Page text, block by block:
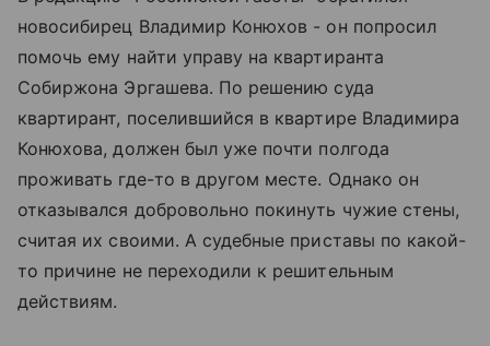
новосибирец Владимир Конюхов - он попросил
помочь ему найти управу на квартиранта
Собиржона Эргашева. По решению суда
квартирант, поселившийся в квартире Владимира
Конюхова, должен был уже почти полгода
проживать где-то в другом месте. Однако он
отказывался добровольно покинуть чужие стены,
считая их своими. А судебные приставы по какой-
то причине не переходили к решительным
действиям.